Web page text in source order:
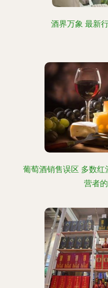
酒界万象 最新
葡萄酒销售误区 多数
营者